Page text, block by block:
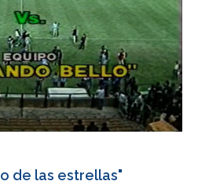
de las estrellas"